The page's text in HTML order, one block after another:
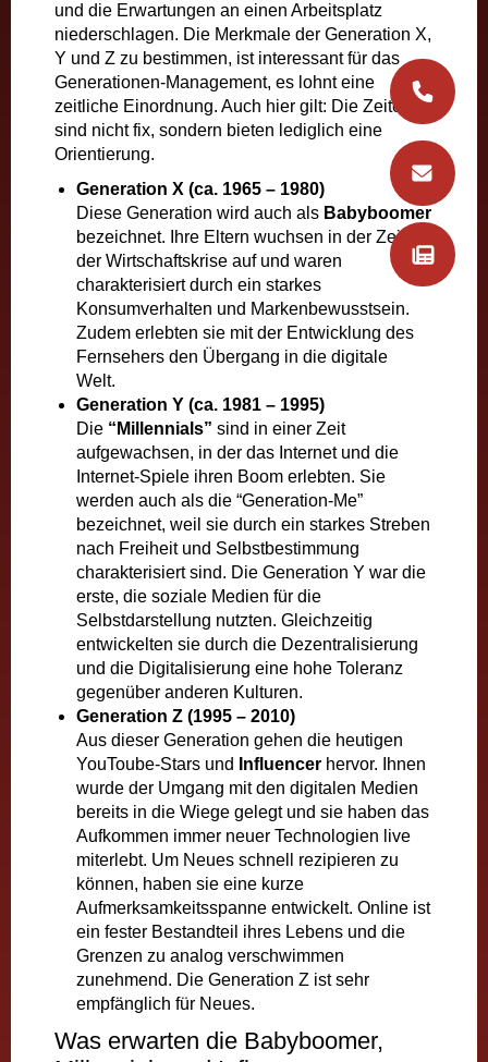
und die Erwartungen an einen Arbeitsplatz
niederschlagen. Die Merkmale der Generation X,
Y und Z zu bestimmen, ist interessant für das
Generationen-Management, es lohnt eine
zeitliche Einordnung. Auch hier gilt: Die Zeiten
sind nicht fix, sondern bieten lediglich eine
Orientierung.
Generation X (ca. 1965 – 1980)
Diese Generation wird auch als Babyboomer
bezeichnet. Ihre Eltern wuchsen in der Zeit
der Wirtschaftskrise auf und waren
charakterisiert durch ein starkes
Konsumverhalten und Markenbewusstsein.
Zudem erlebten sie mit der Entwicklung des
Fernsehers den Übergang in die digitale
Welt.
Generation Y (ca. 1981 – 1995)
Die “Millennials” sind in einer Zeit
aufgewachsen, in der das Internet und die
Internet-Spiele ihren Boom erlebten. Sie
werden auch als die “Generation-Me”
bezeichnet, weil sie durch ein starkes Streben
nach Freiheit und Selbstbestimmung
charakterisiert sind. Die Generation Y war die
erste, die soziale Medien für die
Selbstdarstellung nutzten. Gleichzeitig
entwickelten sie durch die Dezentralisierung
und die Digitalisierung eine hohe Toleranz
gegenüber anderen Kulturen.
Generation Z (1995 – 2010)
Aus dieser Generation gehen die heutigen
YouToube-Stars und
Influencer hervor. Ihnen
wurde der Umgang mit den digitalen Medien
bereits in die Wiege gelegt und sie haben das
Aufkommen immer neuer Technologien live
miterlebt. Um Neues schnell rezipieren zu
können, haben sie eine kurze
Aufmerksamkeitsspanne entwickelt. Online ist
ein fester Bestandteil ihres Lebens und die
Grenzen zu analog verschwimmen
zunehmend. Die Generation Z ist sehr
empfänglich für Neues.
Was erwarten die Babyboomer,